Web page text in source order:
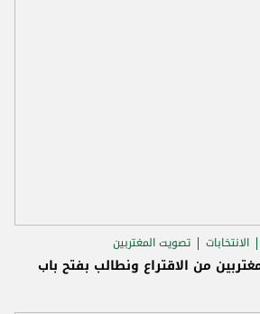
الانتخابات تصويت المغتربين
من الاقتراع ونطالب بفتح باب